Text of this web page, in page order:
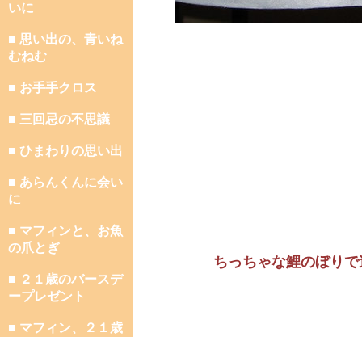
いに
■ 思い出の、青いね
むねむ
■ お手手クロス
■ 三回忌の不思議
■ ひまわりの思い出
■ あらんくんに会い
に
■ マフィンと、お魚
の爪とぎ
■ ２１歳のバースデ
ープレゼント
■ マフィン、２１歳
ちっちゃな鯉のぼり